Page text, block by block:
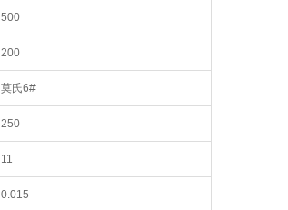
500
200
莫氏6#
250
11
0.015